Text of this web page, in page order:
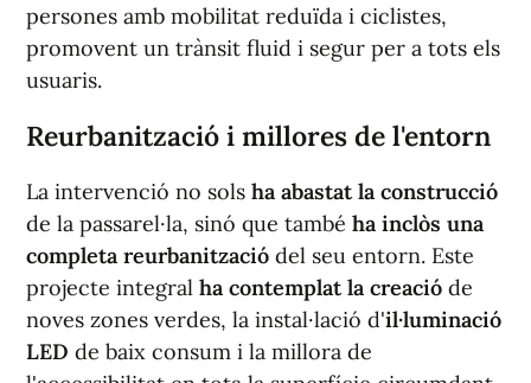
persones amb mobilitat reduïda i ciclistes,
promovent un trànsit fluid i segur per a tots els
usuaris.
Reurbanització i millores de l'entorn
La intervenció no sols ha abastat la construcció
de la passarel·la, sinó que també ha inclòs una
completa reurbanització del seu entorn. Este
projecte integral ha contemplat la creació de
noves zones verdes, la instal·lació d'il·luminació
LED de baix consum i la millora de